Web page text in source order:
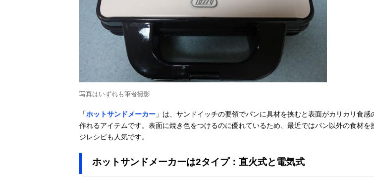
写真はいずれも筆者撮影
「ホットサンドメーカー」は、サンドイッチの要領でパンに具材を挟むと表面がカリカリ食感
作れるアイテムです。表面に焼き色をつけるのに優れているため、最近ではパン以外の食材を
ジレシピも人気です。
ホットサンドメーカーは2タイプ：直火式と電気式